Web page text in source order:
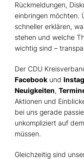
Rückmeldungen,
einbringen möchten.
schneller erklären,
stehen und welche
wichtig sind –
Der CDU
Facebook und
Neuigkeiten,
Aktionen und
bei uns gerade
unkompliziert auf
müssen.
Gleichzeitig sind